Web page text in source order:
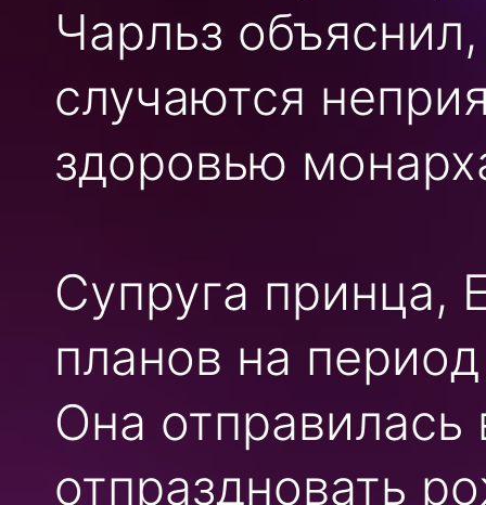
Чарльз
случаются
здоровью
Супруга принца,
планов на
Она отправилась
отпраздновать